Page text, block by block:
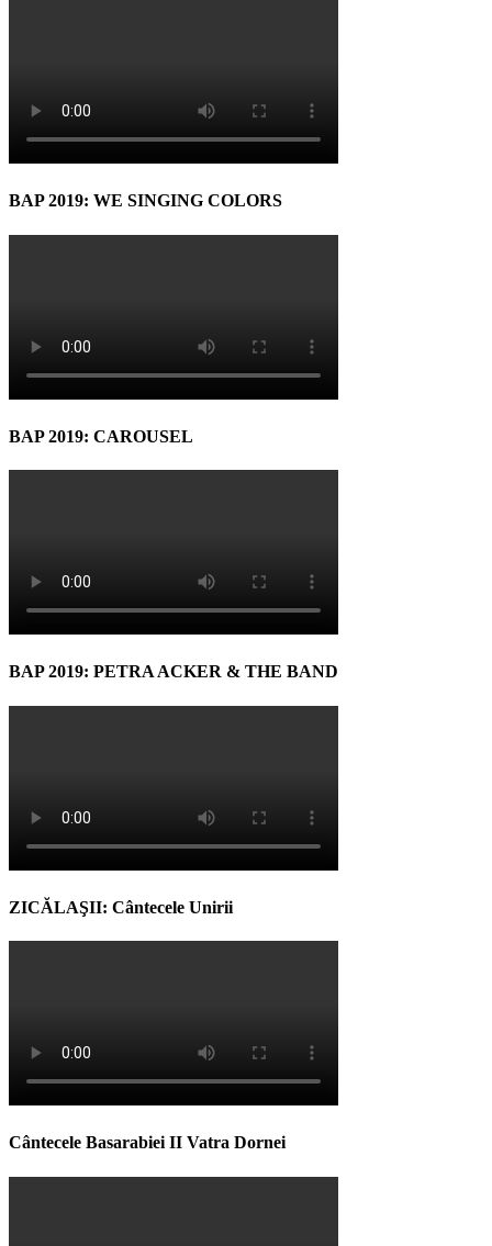
BAP 2019: WE SINGING COLORS
BAP 2019: CAROUSEL
BAP 2019: PETRA ACKER & THE BAND
ZICĂLAŞII: Cântecele Unirii
Cântecele Basarabiei II Vatra Dornei